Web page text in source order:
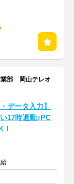
業部 岡山テレオ
データ入力】
17時退勤♪PC
！